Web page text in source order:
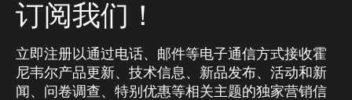
订阅我们！
立即注册以通过电话、邮件等电子通信方式接收霍
尼韦尔产品更新、技术信息、新品发布、活动和新
闻、问卷调查、特别优惠等相关主题的独家营销信